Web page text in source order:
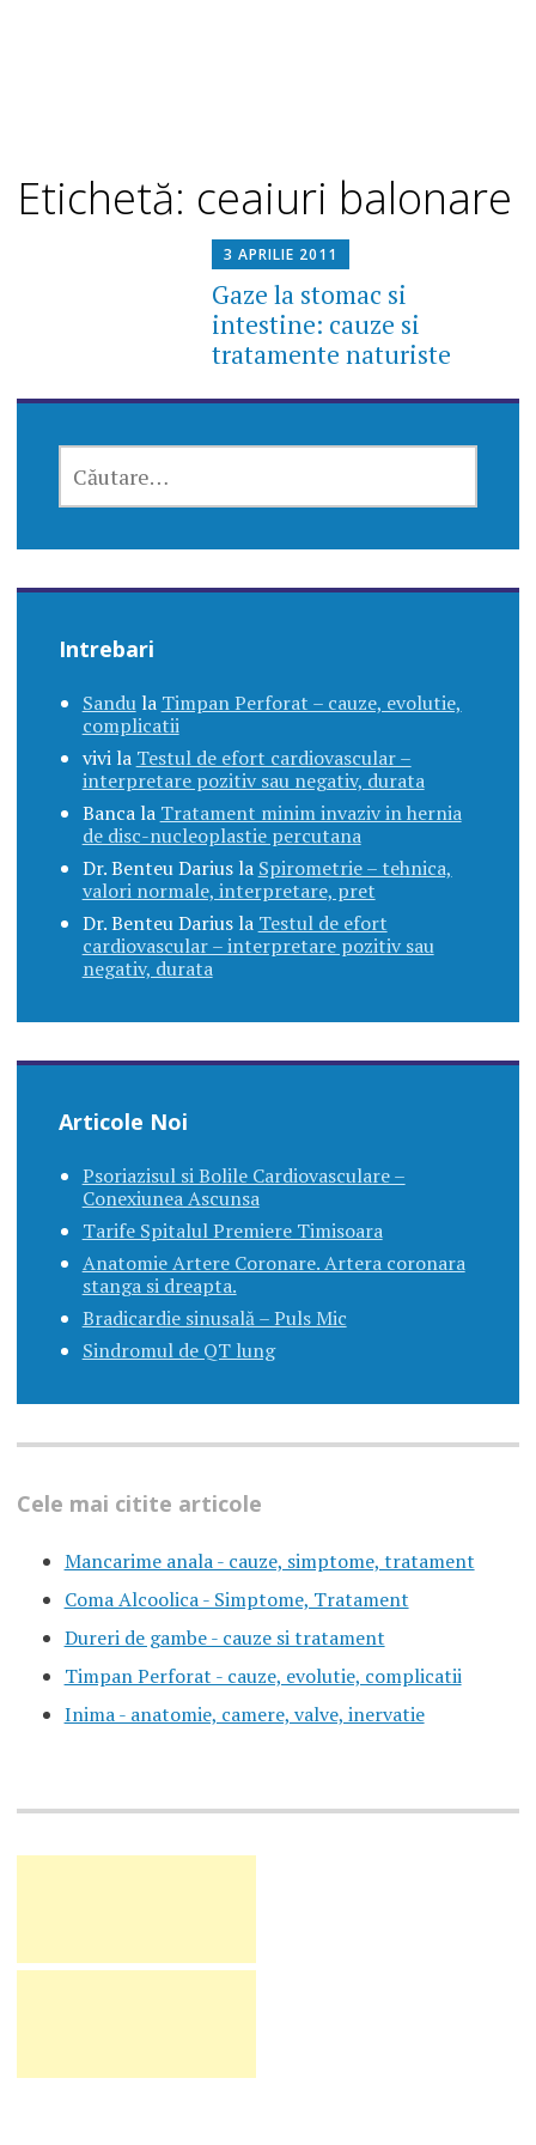
Etichetă: ceaiuri balonare
3 APRILIE 2011
Gaze la stomac si
intestine: cauze si
tratamente naturiste
DUPĂ:
Intrebari
Sandula Timpan Perforat – cauze, evolutie,
complicatii
vivila Testul de efort cardiovascular –
interpretare pozitiv sau negativ, durata
Bancala Tratament minim invaziv in hernia
de disc-nucleoplastie percutana
Dr. Benteu Dariusla Spirometrie – tehnica,
valori normale, interpretare, pret
Dr. Benteu Dariusla Testul de efort
cardiovascular – interpretare pozitiv sau
negativ, durata
Articole Noi
Psoriazisul si Bolile Cardiovasculare –
Conexiunea Ascunsa
Tarife Spitalul Premiere Timisoara
Anatomie Artere Coronare. Artera coronara
stanga si dreapta.
Bradicardie sinusală – Puls Mic
Sindromul de QT lung
Cele mai citite articole
Mancarime anala - cauze, simptome, tratament
Coma Alcoolica - Simptome, Tratament
Dureri de gambe - cauze si tratament
Timpan Perforat - cauze, evolutie, complicatii
Inima - anatomie, camere, valve, inervatie